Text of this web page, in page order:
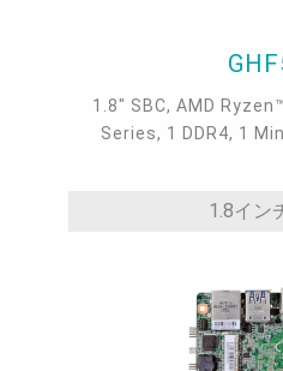
1.8" SBC, AMD
Series, 1 DDR4, 1
1.8イン